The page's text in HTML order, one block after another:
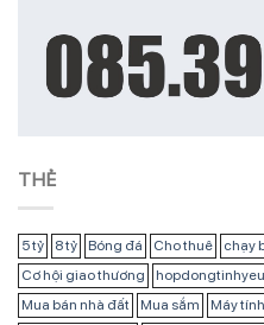
THẺ
5 tỷ 8 tỷ Bóng đá Cho thuê chạy
Cơ hội giao thương
hopdongtinhyeu
Mua bán nhà đất
Mua sắm Máy